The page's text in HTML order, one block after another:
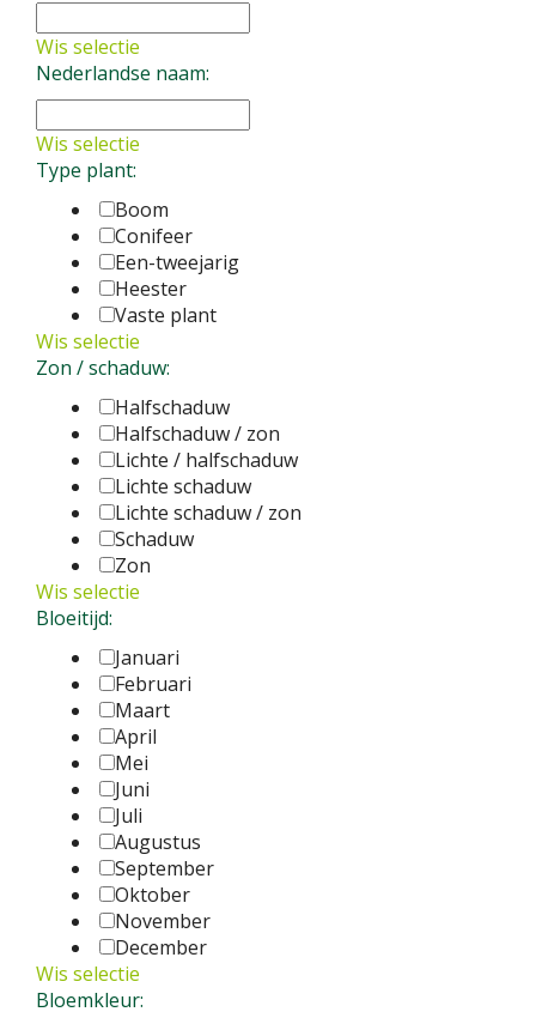
Wis selectie
Nederlandse naam:
Wis selectie
Type plant:
Boom
Conifeer
Een-tweejarig
Heester
Vaste plant
Wis selectie
Zon / schaduw:
Halfschaduw
Halfschaduw / zon
Lichte / halfschaduw
Lichte schaduw
Lichte schaduw / zon
Schaduw
Zon
Wis selectie
Bloeitijd:
Januari
Februari
Maart
April
Mei
Juni
Juli
Augustus
September
Oktober
November
December
Wis selectie
Bloemkleur: